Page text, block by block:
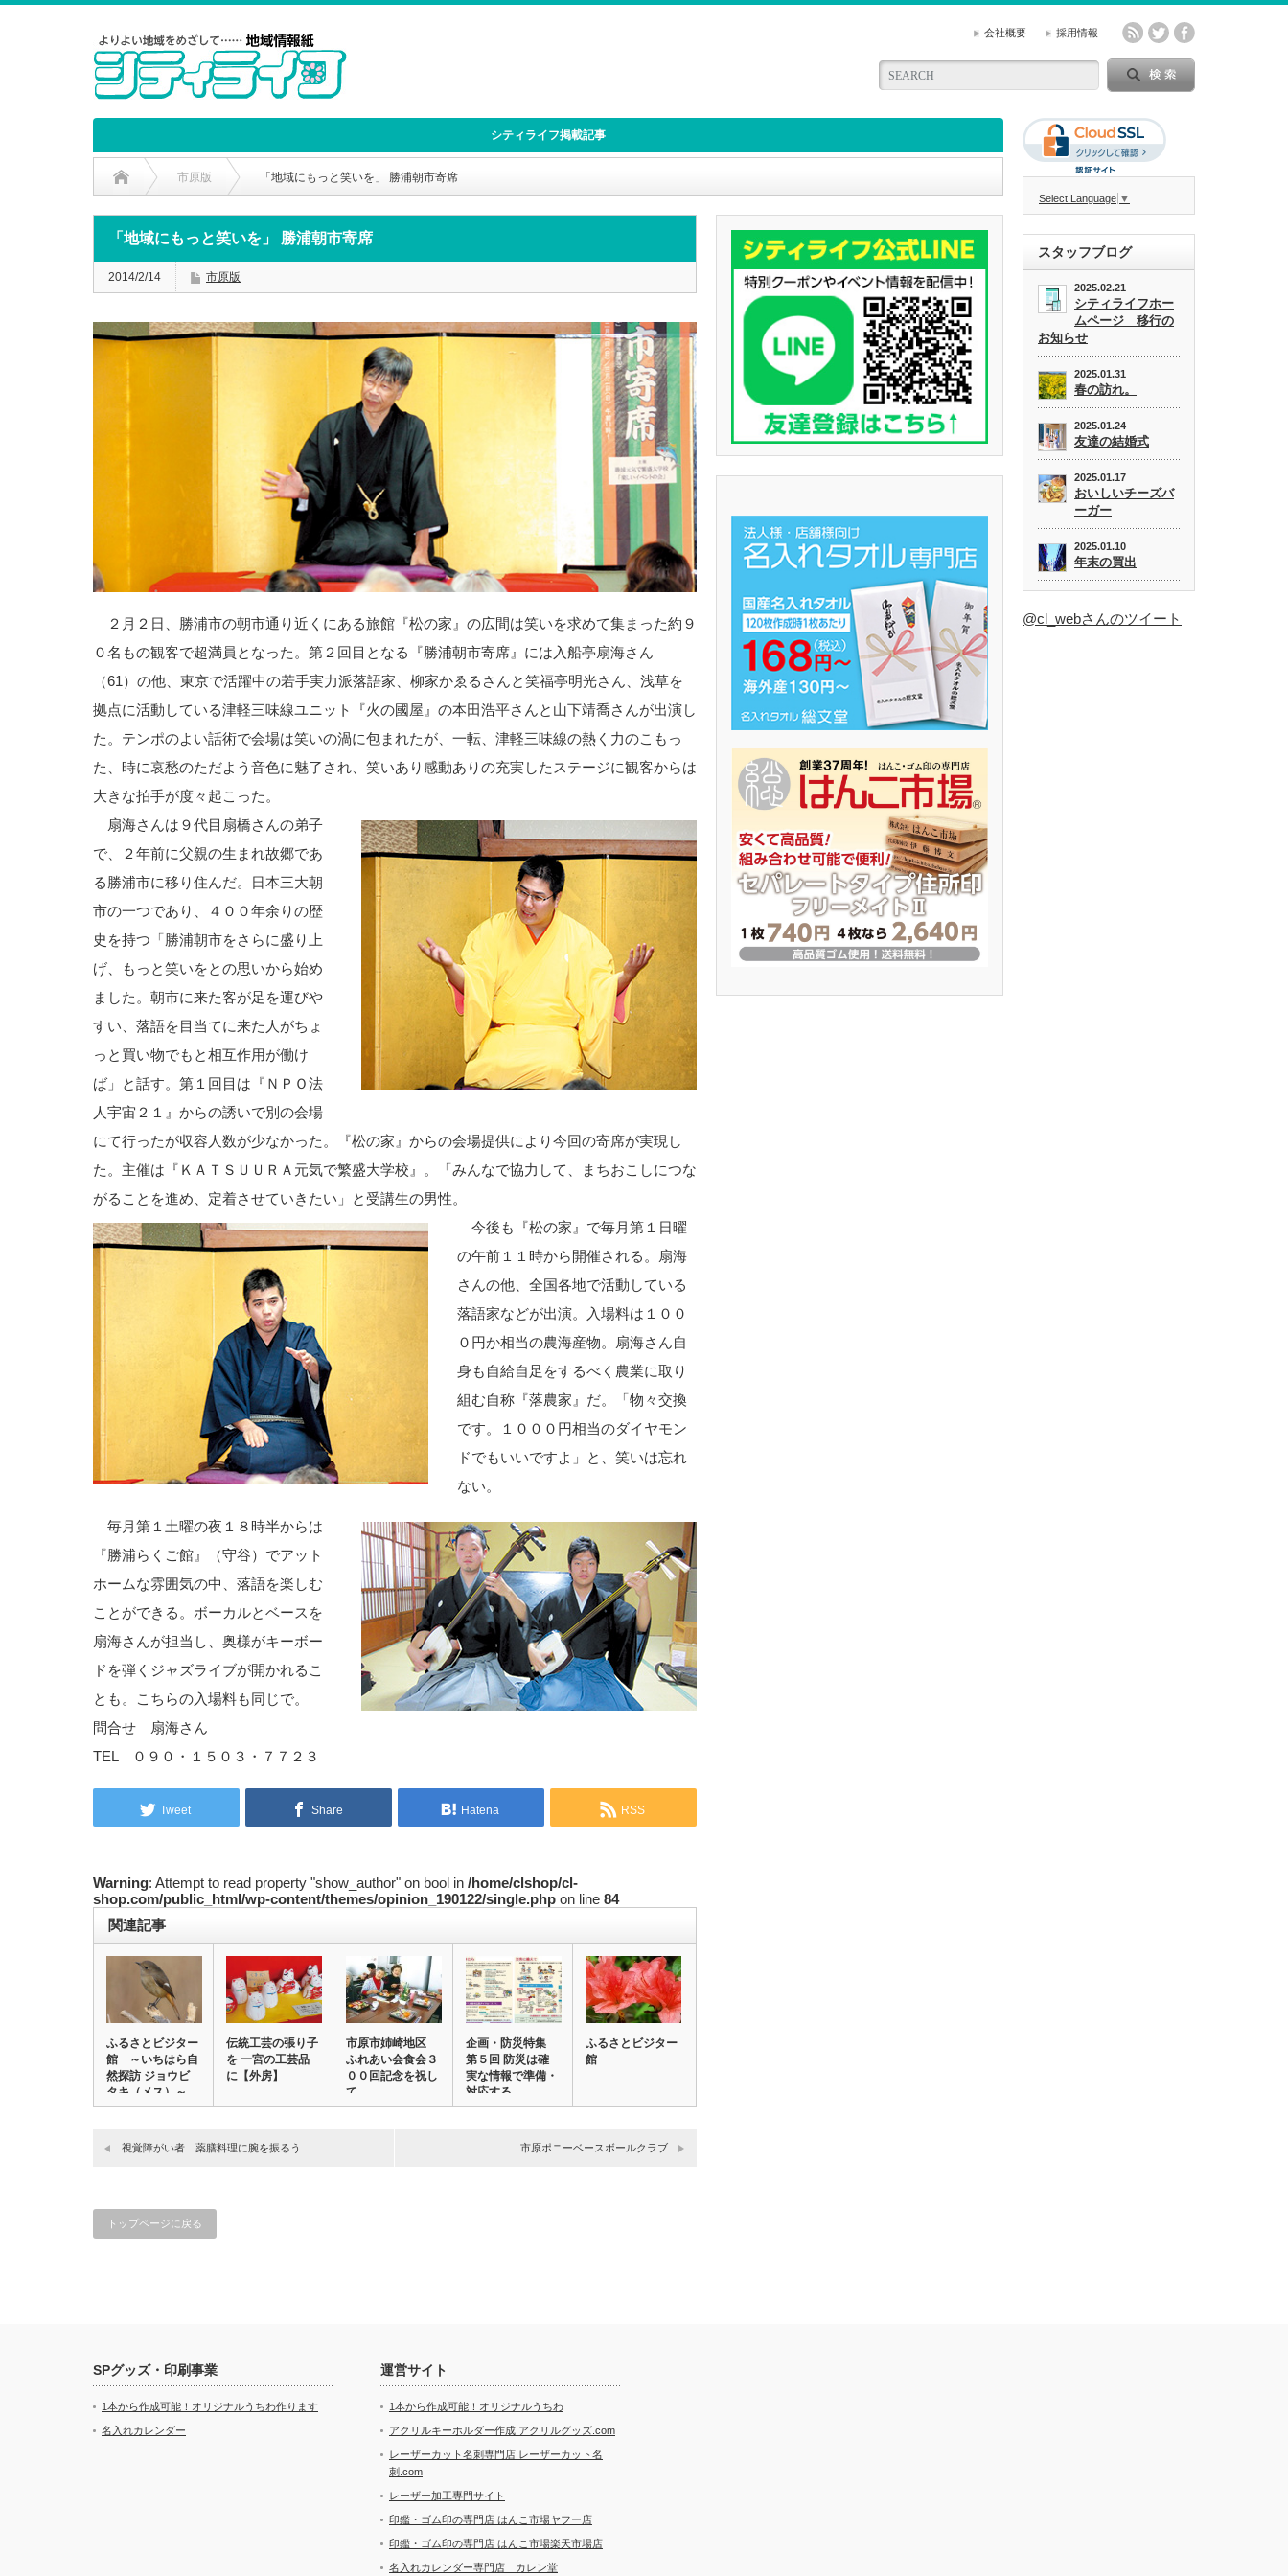
会社概要 採用情報
シティライフ掲載記事
市原版 「地域にもっと笑いを」 勝浦朝市寄席
「地域にもっと笑いを」 勝浦朝市寄席
2014/2/14 市原版
２月２日、勝浦市の朝市通り近くにある旅館『松の家』の広間は笑いを求めて集まった約９
０名もの観客で超満員となった。第２回目となる『勝浦朝市寄席』には入船亭扇海さん
（61）の他、東京で活躍中の若手実力派落語家、柳家かゑるさんと笑福亭明光さん、浅草を
拠点に活動している津軽三味線ユニット『火の國屋』の本田浩平さんと山下靖喬さんが出演し
た。テンポのよい話術で会場は笑いの渦に包まれたが、一転、津軽三味線の熱く力のこもっ
た、時に哀愁のただよう音色に魅了され、笑いあり感動ありの充実したステージに観客からは
大きな拍手が度々起こった。
扇海さんは９代目扇橋さんの弟子
で、２年前に父親の生まれ故郷であ
る勝浦市に移り住んだ。日本三大朝
市の一つであり、４００年余りの歴
史を持つ「勝浦朝市をさらに盛り上
げ、もっと笑いをとの思いから始め
ました。朝市に来た客が足を運びや
すい、落語を目当てに来た人がちょ
っと買い物でもと相互作用が働け
ば」と話す。第１回目は『ＮＰＯ法
人宇宙２１』からの誘いで別の会場
にて行ったが収容人数が少なかった。『松の家』からの会場提供により今回の寄席が実現し
た。主催は『ＫＡＴＳＵＵＲＡ元気で繁盛大学校』。「みんなで協力して、まちおこしにつな
がることを進め、定着させていきたい」と受講生の男性。
今後も『松の家』で毎月第１日曜
の午前１１時から開催される。扇海
さんの他、全国各地で活動している
落語家などが出演。入場料は１００
０円か相当の農海産物。扇海さん自
身も自給自足をするべく農業に取り
組む自称『落農家』だ。「物々交換
です。１０００円相当のダイヤモン
ドでもいいですよ」と、笑いは忘れ
ない。
毎月第１土曜の夜１８時半からは
『勝浦らくご館』（守谷）でアット
ホームな雰囲気の中、落語を楽しむ
ことができる。ボーカルとベースを
扇海さんが担当し、奥様がキーボー
ドを弾くジャズライブが開かれるこ
とも。こちらの入場料も同じで。
問合せ 扇海さん
TEL ０９０・１５０３・７７２３
Tweet Share Hatena RSS
Warning: Attempt to read property "show_author" on bool in /home/clshop/cl-
shop.com/public_html/wp-content/themes/opinion_190122/single.php on line 84
関連記事
ふるさとビジター
館 ～いちはら自
然探訪 ジョウビ
タキ（メス）～
伝統工芸の張り子
を 一宮の工芸品
に【外房】
市原市姉崎地区
ふれあい会食会３
００回記念を祝し
て
企画・防災特集
第５回 防災は確
実な情報で準備・
対応する
ふるさとビジター
館
視覚障がい者 薬膳料理に腕を振るう 市原ポニーベースボールクラブ
トップページに戻る
Select Language ▼
スタッフブログ
2025.02.21
シティライフホー
ムページ 移行の
お知らせ
2025.01.31
春の訪れ。
2025.01.24
友達の結婚式
2025.01.17
おいしいチーズバ
ーガー
2025.01.10
年末の買出
@cl_webさんのツイート
SPグッズ・印刷事業
1本から作成可能！オリジナルうちわ作ります
名入れカレンダー
運営サイト
1本から作成可能！オリジナルうちわ
アクリルキーホルダー作成 アクリルグッズ.com
レーザーカット名刺専門店 レーザーカット名
刺.com
レーザー加工専門サイト
印鑑・ゴム印の専門店 はんこ市場ヤフー店
印鑑・ゴム印の専門店 はんこ市場楽天市場店
名入れカレンダー専門店 カレン堂